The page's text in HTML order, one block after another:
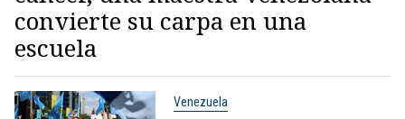
convierte su carpa en una
escuela
Venezuela